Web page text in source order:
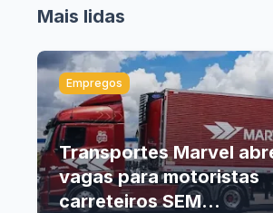
Mais lidas
Empregos
Transportes Marvel
vagas para motoristas
carreteiros SEM